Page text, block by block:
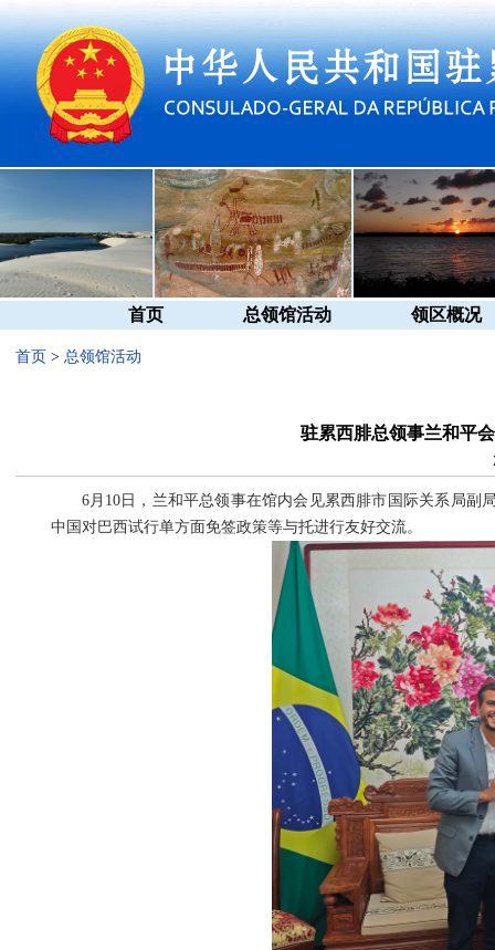
首页 总领馆活动 领区概况
首页 > 总领馆活动
驻累西腓总领事兰和平
6月10日，兰和平总领事在馆内会见累西腓市国际关系局副
中国对巴西试行单方面免签政策等与托进行友好交流。